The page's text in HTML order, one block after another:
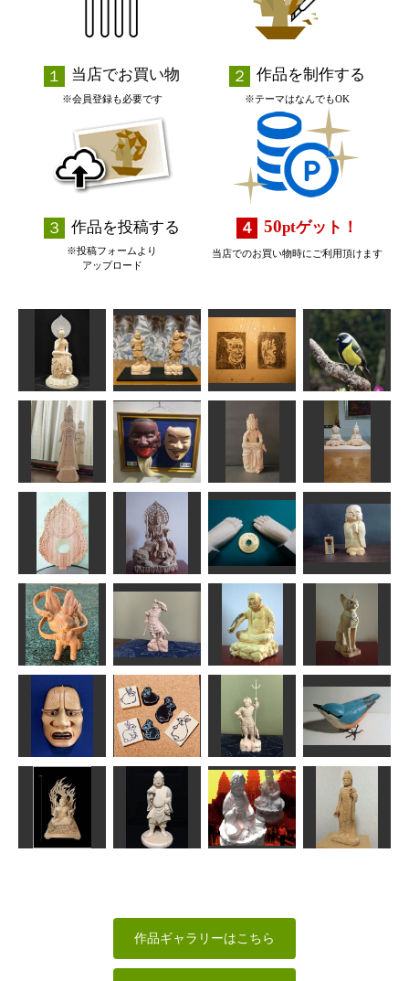
当店でお買い物
※会員登録も必要です
作品を制作する
※テーマはなんでもOK
作品を投稿する
※投稿フォームより
アップロード
50ptゲット！
当店でのお買い物時にご利用頂けます
中宮寺 弥勒
菩薩半跏像
正念
金剛力士
なんぺい
にいさんとお
とうと
GUNTAP
シジュウカラ
救世観音
はごろも
狂言面
武宝
半跏思像惟像
Issay
お雛様
こばさん
大日如来座像
の光背
ハク
文殊菩薩
ちゅうさん
ご縁がありま
すよう一歩ず
つ
サイダー
お地蔵さま
HANA
ニンフィア
けんさん
毘羯羅大将
みっちゃん
喝達磨
ちゅうさん
バステト
ちゅうさん
橋姫
面打ち次元
消しゴムはん
こ うさぎ
mikanko
因達羅大将
みっちゃん
ゴジュウカラ
あらやん
宝海大黒天 異国の巨仏
作品ギャラリーはこちら